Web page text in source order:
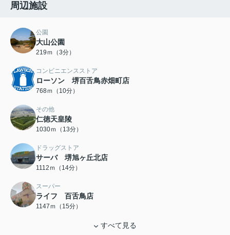
周辺施設
公園
大山公園
219ｍ（3分）
コンビニエンスストア
ローソン 堺百舌鳥赤畑町店
768ｍ（10分）
その他
仁徳天皇陵
1030ｍ（13分）
ドラッグストア
サーバ 堺旭ヶ丘北店
1112ｍ（14分）
スーパー
ライフ 百舌鳥店
1147ｍ（15分）
すべて見る